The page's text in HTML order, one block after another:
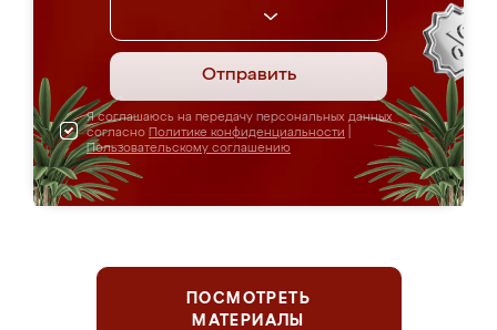
Отправить
Я соглашаюсь на передачу персональных данных
согласно Политике конфиденциальности
Пользовательскому соглашению
ПОСМОТРЕТЬ
МАТЕРИАЛЫ